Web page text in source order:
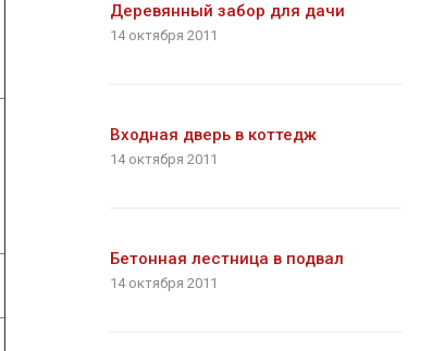
Деревянный забор для дачи
14 октября 2011
Входная дверь в коттедж
14 октября 2011
Бетонная лестница в подвал
14 октября 2011